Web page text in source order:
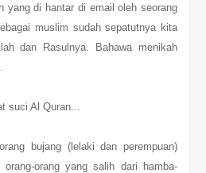
yang di hantar di email oleh seorang
muslim sudah sepatutnya kita
dan Rasulnya. Bahawa menikah
suci Al Quran...
bujang (lelaki dan perempuan)
orang yang salih dari hamba-